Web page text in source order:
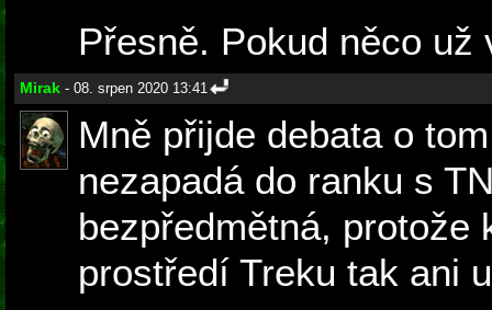
Přesně. Pokud něco
Mirak - 08. srpen 2020 13:41
Mně přijde debata o
nezapadá do ranku s
bezpředmětná, protože
prostředí Treku tak ani